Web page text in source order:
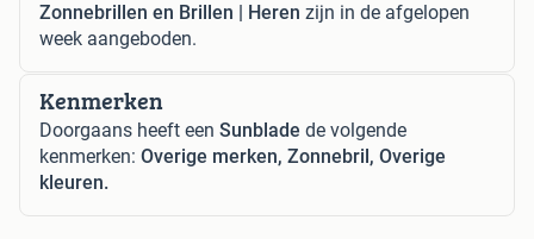
Zonnebrillen en Brillen | Heren zijn in de afgelopen
week aangeboden.
Kenmerken
Doorgaans heeft een Sunblade de volgende
kenmerken: Overige merken, Zonnebril, Overige
kleuren.